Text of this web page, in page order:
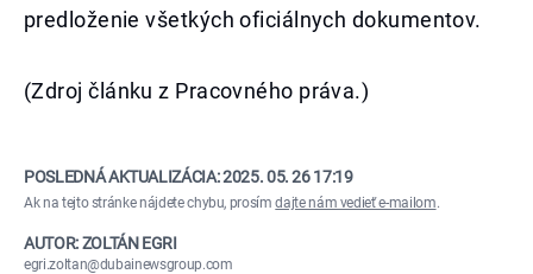
predloženie všetkých oficiálnych dokumentov.
(Zdroj článku z Pracovného práva.)
POSLEDNÁ AKTUALIZÁCIA:2025. 05. 26 17:19
Ak na tejto stránke nájdete chybu, prosímdajte nám vedieť e-mailom.
AUTOR: ZOLTÁN EGRI
egri.zoltan@dubainewsgroup.com